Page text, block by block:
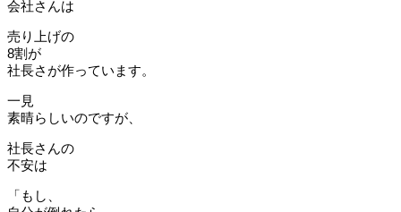
会社さんは
売り上げの
8割が
社長さが作っています。
一見
素晴らしいのですが、
社長さんの
不安は
「もし、